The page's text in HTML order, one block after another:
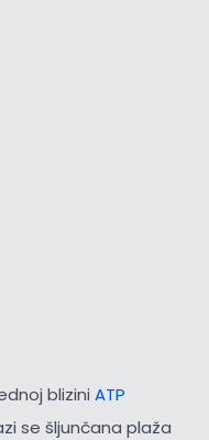
blizini ATP
se šljunčana plaža